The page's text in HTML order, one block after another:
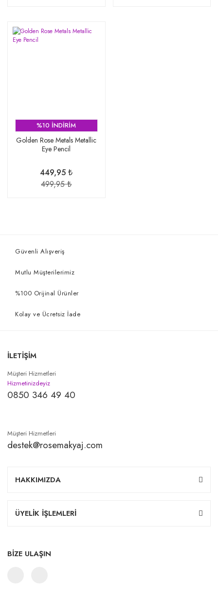
%10 İNDİRİM
Golden Rose Metals Metallic
Eye Pencil
449,95 ₺
499,95 ₺
Güvenli Alışveriş
Mutlu Müşterilerimiz
%100 Orijinal Ürünler
Kolay ve Ücretsiz İade
İLETİŞİM
Müşteri Hizmetleri
Hizmetinizdeyiz
0850 346 49 40
Müşteri Hizmetleri
destek@rosemakyaj.com
HAKKIMIZDA
ÜYELİK İŞLEMLERİ
BİZE ULAŞIN